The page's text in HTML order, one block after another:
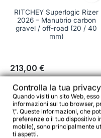
RITCHEY Superlogic Rizer
2026 – Manubrio carbon
gravel / off-road (20 / 40
mm)
213,00 €
 
Aggiungi
Controlla la tua privacy
Quando visiti un sito Web,
informazioni sul tuo browser,
\". Queste informazioni, che
preferenze o il tuo dispositivo
mobile), sono principalmente
ti aspetti.